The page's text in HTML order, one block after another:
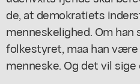
de, at demokratiets
menneskelighed. Om han
folkestyret, maa han
menneske. Og det vil